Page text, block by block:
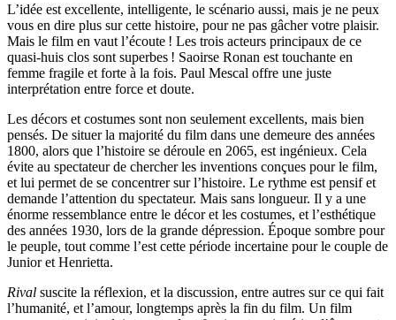
L’idée est excellente, intelligente, le scénario aussi, mais je ne peux
vous en dire plus sur cette histoire, pour ne pas gâcher votre plaisir.
Mais le film en vaut l’écoute ! Les trois acteurs principaux de ce
quasi-huis clos sont superbes ! Saoirse Ronan est touchante en
femme fragile et forte à la fois. Paul Mescal offre une juste
interprétation entre force et doute.
Les décors et costumes sont non seulement excellents, mais bien
pensés. De situer la majorité du film dans une demeure des années
1800, alors que l’histoire se déroule en 2065, est ingénieux. Cela
évite au spectateur de chercher les inventions conçues pour le film,
et lui permet de se concentrer sur l’histoire. Le rythme est pensif et
demande l’attention du spectateur. Mais sans longueur. Il y a une
énorme ressemblance entre le décor et les costumes, et l’esthétique
des années 1930, lors de la grande dépression. Époque sombre pour
le peuple, tout comme l’est cette période incertaine pour le couple de
Junior et Henrietta.
Rival suscite la réflexion, et la discussion, entre autres sur ce qui fait
l’humanité, et l’amour, longtemps après la fin du film. Un film